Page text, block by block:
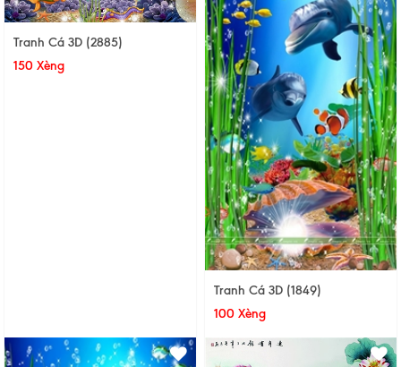
Tranh Cá 3D (2885)
150 Xèng
Tranh Cá 3D (1849)
100 Xèng